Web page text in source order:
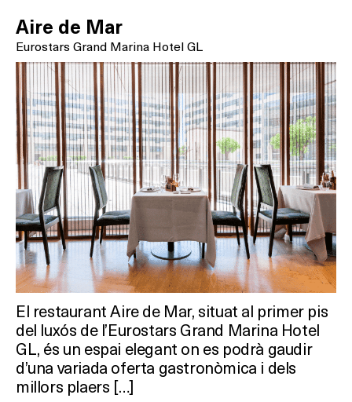
On?
Aire de Mar
Eurostars Grand Marina Hotel GL
El restaurant Aire de Mar, situat al primer pis
del luxós de l’Eurostars Grand Marina Hotel
GL, és un espai elegant on es podrà gaudir
d’una variada oferta gastronòmica i dels
millors plaers […]